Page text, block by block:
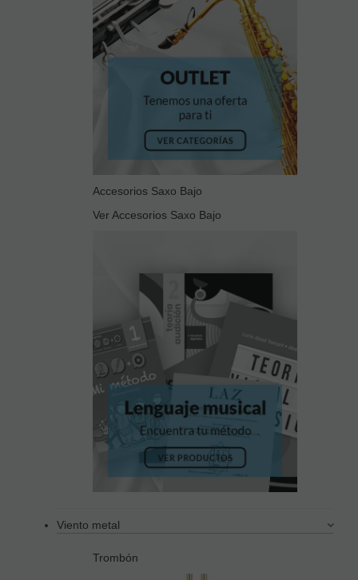
Accesorios Saxo Bajo
Ver Accesorios Saxo Bajo
Viento metal
Trombón